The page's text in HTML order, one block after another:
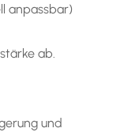
anpassbar)
ab.
und